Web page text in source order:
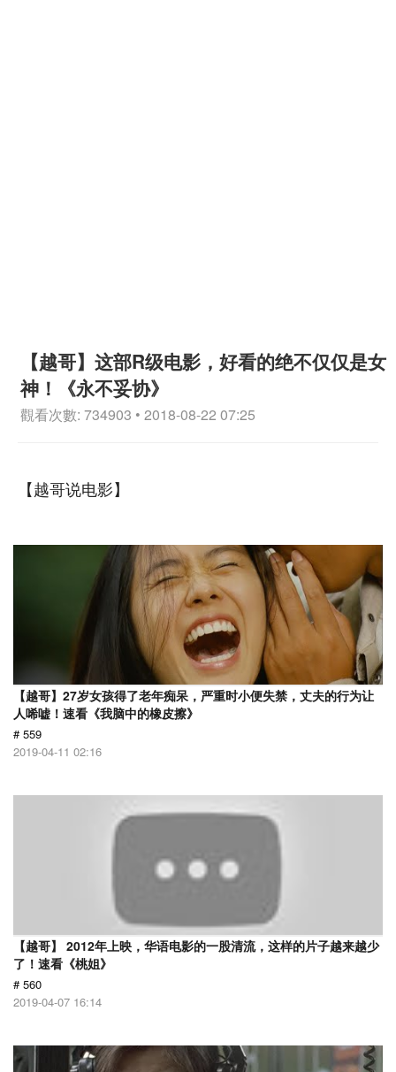
【越哥】这部R级电影，好看的绝不仅仅是女
神！《永不妥协》
觀看次數: 734903 • 2018-08-22 07:25
【越哥说电影】
【越哥】27岁女孩得了老年痴呆，严重时小便失禁，丈夫的行为让
人唏嘘！速看《我脑中的橡皮擦》
# 559
2019-04-11 02:16
【越哥】 2012年上映，华语电影的一股清流，这样的片子越来越少
了！速看《桃姐》
# 560
2019-04-07 16:14